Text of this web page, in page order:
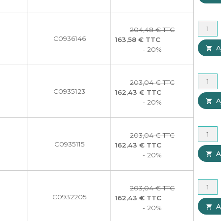
C0936146
204,48 € TTC
163,58 € TTC
- 20%

C0935123
203,04 € TTC
162,43 € TTC
- 20%

C0935115
203,04 € TTC
162,43 € TTC
- 20%

C0932205
203,04 € TTC
162,43 € TTC
- 20%
